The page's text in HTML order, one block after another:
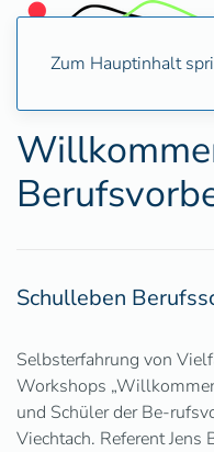
Zum Hauptinhalt
Schulleben
Selbsterfahrung von
Workshops
und Schüler der Be-
Viechtach. Referent